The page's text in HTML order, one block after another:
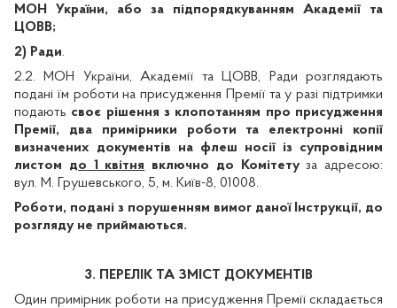
МОН України, або за підпорядкуванням Академії та
ЦОВВ;
2) Ради.
2.2. МОН України,Академії та ЦОВВ, Ради розглядають
подані їм роботи на присудження Премії та у разі підтримки
подають своє рішення з клопотанням про присудження
Премії, два примірники роботи та електронні копії
визначених документів на флеш носії із супровідним
листом до 1 квітня включно до Комітетуза адресою:
вул. М. Грушевського, 5, м. Київ-8, 01008.
Роботи, подані з порушенням вимог даної Інструкції, до
розгляду не приймаються.
3. ПЕРЕЛІК ТА ЗМІСТ ДОКУМЕНТІВ
Один примірник роботи на присудження Премії складається